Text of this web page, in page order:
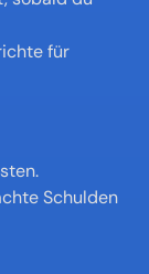
für
Schulden